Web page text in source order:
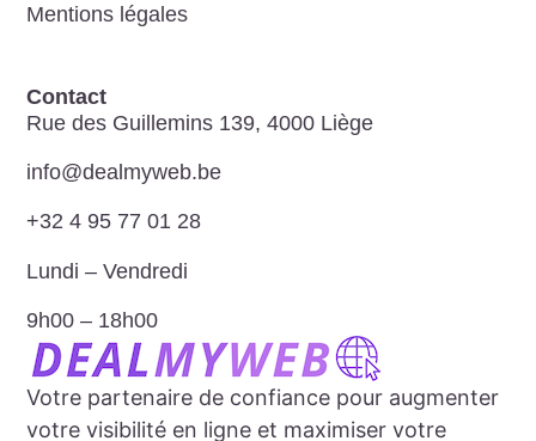
Votre partenaire de confiance pour augmenter
votre visibilité en ligne et maximiser votre
Mentions légales
Contact
Rue des Guillemins 139, 4000 Liège
info@dealmyweb.be​
+32 4 95 77 01 28​
Lundi – Vendredi​
9h00 – 18h00​